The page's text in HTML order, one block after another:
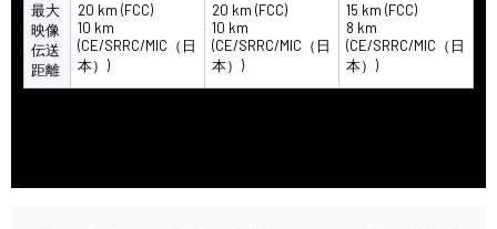
最大
映像
伝送
距離
20 km (FCC)
10 km
(CE/SRRC/MIC（日
本）)
20 km (FCC)
10 km
(CE/SRRC/MIC（日
本）)
15 km (FCC)
8 km
(CE/SRRC/MIC（日
本）)